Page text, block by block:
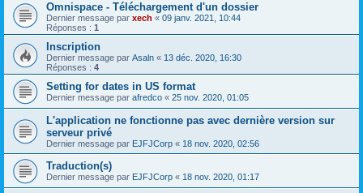
Omnispace - Téléchargement d'un dossier
Dernier message par xech « 09 janv. 2021, 10:44
Réponses : 1
Inscription
Dernier message par Asaln « 13 déc. 2020, 16:30
Réponses : 4
Setting for dates in US format
Dernier message par afredco « 25 nov. 2020, 01:05
L'application ne fonctionne pas avec dernière version sur
serveur privé
Dernier message par EJFJCorp « 18 nov. 2020, 02:56
Traduction(s)
Dernier message par EJFJCorp « 18 nov. 2020, 01:17